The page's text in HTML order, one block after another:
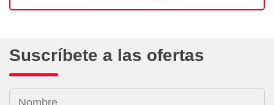
Suscríbete a las ofertas
Nombre